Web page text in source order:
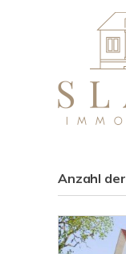
Anzahl der